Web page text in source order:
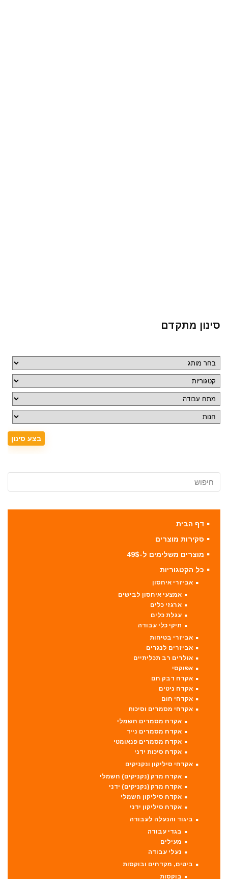
סינון מתקדם
דף הבית
סקירות מוצרים
מוצרים משלימים ל-49$
כל הקטגוריות
אביזרי איחסון
אמצעי איחסון לבישים
ארגזי כלים
עגלת כלים
תיקי כלי עבודה
אביזרי בטיחות
אביזרים לנגרים
אולרים רב תכליתיים
אפוקסי
אקדח דבק חם
אקדח ניטים
אקדחי חום
אקדחי מסמרים וסיכות
אקדח מסמרים חשמלי
אקדח מסמרים נייד
אקדח מסמרים פנאומטי
אקדח סיכות ידני
אקדחי סיליקון ונקניקים
אקדח מרק (נקניקים) חשמלי
אקדח מרק (נקניקים) ידני
אקדח סיליקון חשמלי
אקדח סיליקון ידני
ביגוד והנעלה לעבודה
בגדי עבודה
מעילים
נעלי עבודה
ביטים, מקדחים ובוקסות
בוקסות